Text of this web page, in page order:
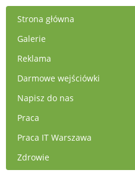
Strona główna
Galerie
Reklama
Darmowe wejściówki
Napisz do nas
Praca
Praca IT Warszawa
Zdrowie